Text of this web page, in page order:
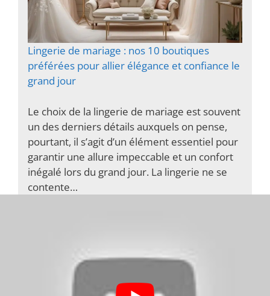
Lingerie de mariage : nos 10 boutiques
préférées pour allier élégance et confiance le
grand jour
Le choix de la lingerie de mariage est souvent
un des derniers détails auxquels on pense,
pourtant, il s’agit d’un élément essentiel pour
garantir une allure impeccable et un confort
inégalé lors du grand jour. La lingerie ne se
contente…